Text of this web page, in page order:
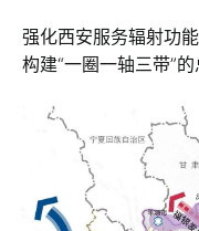
强化西安服务辐射功
构建“一圈一轴三带”